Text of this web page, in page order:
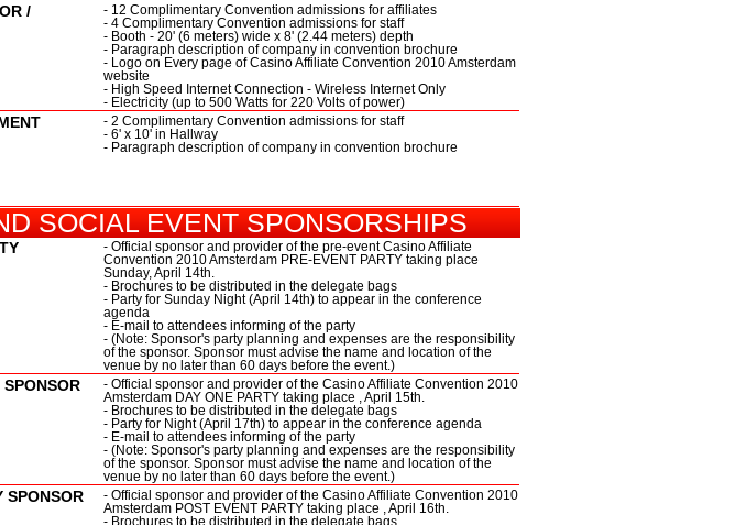
/
- 12 Complimentary Convention admissions for affiliates
- 4 Complimentary Convention admissions for staff
- Booth - 20' (6 meters) wide x 8' (2.44 meters) depth
- Paragraph description of company in convention brochure
- Logo on Every page of Casino Affiliate Convention 2010 Amsterdam
website
- High Speed Internet Connection - Wireless Internet Only
- Electricity (up to 500 Watts for 220 Volts of power)
- 2 Complimentary Convention admissions for staff
- 6' x 10' in Hallway
- Paragraph description of company in convention brochure
SOCIAL EVENT SPONSORSHIPS
- Official sponsor and provider of the pre-event Casino Affiliate
Convention 2010 Amsterdam PRE-EVENT PARTY taking place
Sunday, April 14th.
- Brochures to be distributed in the delegate bags
- Party for Sunday Night (April 14th) to appear in the conference
agenda
- E-mail to attendees informing of the party
- (Note: Sponsor's party planning and expenses are the responsibility
of the sponsor. Sponsor must advise the name and location of the
venue by no later than 60 days before the event.)
- Official sponsor and provider of the Casino Affiliate Convention 2010
Amsterdam DAY ONE PARTY taking place , April 15th.
- Brochures to be distributed in the delegate bags
- Party for Night (April 17th) to appear in the conference agenda
- E-mail to attendees informing of the party
- (Note: Sponsor's party planning and expenses are the responsibility
of the sponsor. Sponsor must advise the name and location of the
venue by no later than 60 days before the event.)
SPONSOR
- Official sponsor and provider of the Casino Affiliate Convention 2010
Amsterdam POST EVENT PARTY taking place , April 16th.
- Brochures to be distributed in the delegate bags